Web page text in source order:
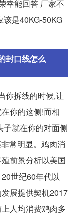
幸能回答 厂家不
是40KG-50KG
封口线怎么
你拆线的时候,让
你的这侧!而相
子就在你的对面侧
常明显。鸡肉消
前景分析以美国
世纪60年代以
展提供契机2017
人均消费鸡肉多